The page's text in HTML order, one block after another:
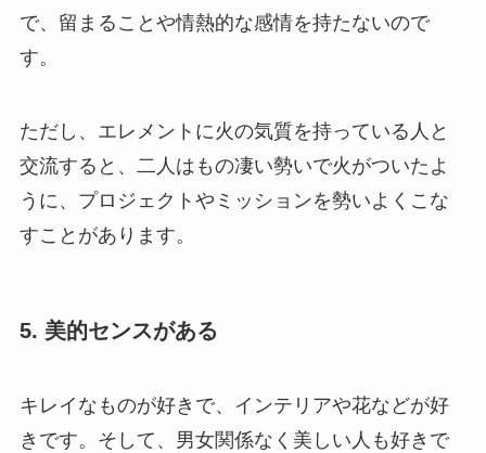
で、留まることや情熱的な感情を持たないので
す。
ただし、エレメントに火の気質を持っている人と
交流すると、二人はもの凄い勢いで火がついたよ
うに、プロジェクトやミッションを勢いよくこな
すことがあります。
5. 美的センスがある
キレイなものが好きで、インテリアや花などが好
きです。そして、男女関係なく美しい人も好きで